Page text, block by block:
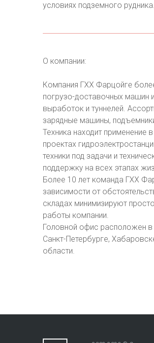
условиях подземного рудника.
О компании:
Компания ГХХ Фарцойге
погрузо-доставочных машин
выработок и туннелей.
зарядные машины,
Техника находит применение
проектах
техники под задачи и
поддержку на всех этапах
Более 10 лет команда ГХХ
зависимости от
складах минимизируют
работы компании.
Головной офис расположен в
Санкт-Петербурге,
области.